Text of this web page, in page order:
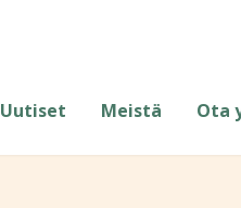
Uutiset Meistä Ota